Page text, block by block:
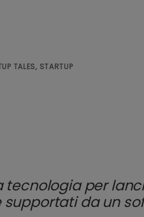
TALES, STARTUP
tecnologia per
da un